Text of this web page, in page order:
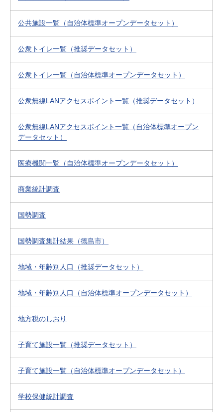
公共施設一覧（自治体標準オープンデータセット）
公衆トイレ一覧（推奨データセット）
公衆トイレ一覧（自治体標準オープンデータセット）
公衆無線LANアクセスポイント一覧（推奨データセット）
公衆無線LANアクセスポイント一覧（自治体標準オープン
データセット）
医療機関一覧（自治体標準オープンデータセット）
商業統計調査
国勢調査
国勢調査集計結果（徳島市）
地域・年齢別人口（推奨データセット）
地域・年齢別人口（自治体標準オープンデータセット）
地方税のしおり
子育て施設一覧（推奨データセット）
子育て施設一覧（自治体標準オープンデータセット）
学校保健統計調査